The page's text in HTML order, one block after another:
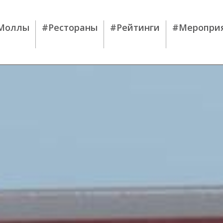
#Рестораны #Рейтинги